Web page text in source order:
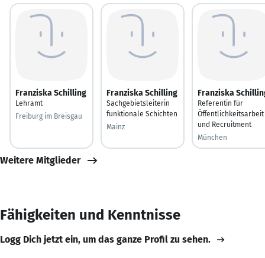
Franziska Schilling
Lehramt
Freiburg im Breisgau
Franziska Schilling
Sachgebietsleiterin
funktionale Schichten
Mainz
Franziska
Referentin für
Öffentlichkeitsarbeit
und Recruitment
München
Weitere Mitglieder
Fähigkeiten und Kenntnisse
Logg Dich jetzt ein, um das ganze Profil zu sehen.